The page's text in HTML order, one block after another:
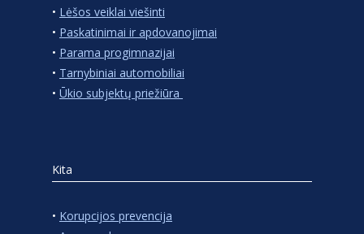
• Lėšos veiklai viešinti
• Paskatinimai ir apdovanojimai
• Parama progimnazijai
• Tarnybiniai automobiliai
• Ūkio subjektų priežiūra
Kita
• Korupcijos prevencija